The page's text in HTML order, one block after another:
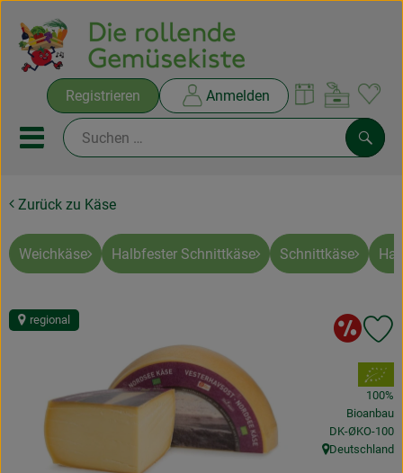
Registrieren Anmelden
Mobiles Menu öffnen oder
Ökokisten
Rezepte
Obst & Gemüse
Frisches
Zurück zu Käse
Weichkäse Halbfester Schnittkäse Schnittkäse
regional
, Verband:
100%
Bioanbau
, Kontrollstelle:
DK-ØKO-100
, Herkunft:
Deutschland